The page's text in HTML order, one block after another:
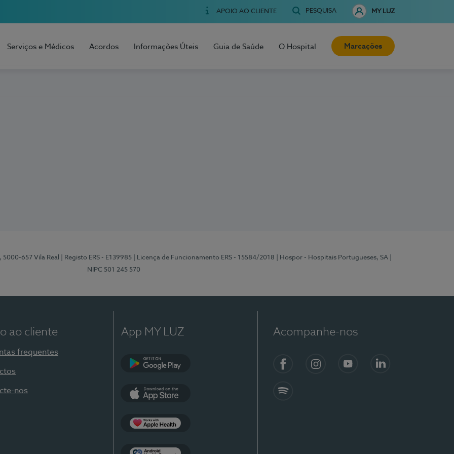
APOIO AO CLIENTE PESQUISA MY LUZ
Serviços e Médicos Acordos Informações Úteis Guia de Saúde O Hospital Marcações
5000-657 Vila Real | Registo ERS - E139985 | Licença de Funcionamento ERS - 15584/2018 | Hospor - Hospitais Portugueses, SA
NIPC 501 245 570
ao cliente
frequentes
nos
App MY LUZ Acompanhe-nos